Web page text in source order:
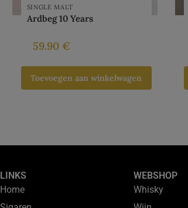
SINGLE MALT
Ardbeg 10 Years
59.90 €
Toevoegen aan winkelwagen
LINKS
Home
WEBSHOP
Whisky